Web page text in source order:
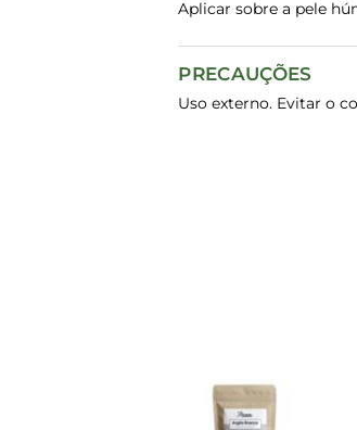
Aplicar sobre a pele
PRECAUÇÕES
Uso externo. Evitar o